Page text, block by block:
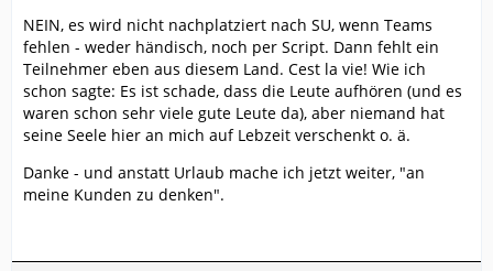
NEIN, es wird nicht nachplatziert nach SU, wenn Teams
fehlen - weder händisch, noch per Script. Dann fehlt ein
Teilnehmer eben aus diesem Land. Cest la vie! Wie ich
schon sagte: Es ist schade, dass die Leute aufhören (und es
waren schon sehr viele gute Leute da), aber niemand hat
seine Seele hier an mich auf Lebzeit verschenkt o. ä.
Danke - und anstatt Urlaub mache ich jetzt weiter, "an
meine Kunden zu denken".